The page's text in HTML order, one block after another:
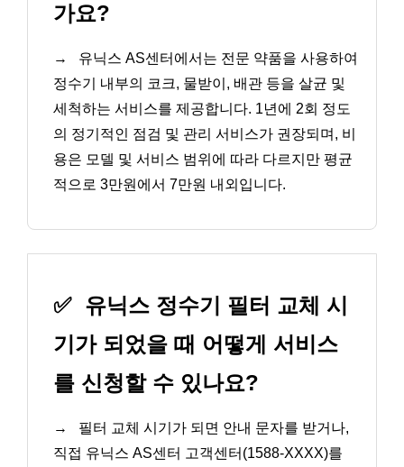
가요?
→
유닉스 AS센터에서는 전문 약품을 사용하여
정수기 내부의 코크, 물받이, 배관 등을 살균 및
세척하는 서비스를 제공합니다. 1년에 2회 정도
의 정기적인 점검 및 관리 서비스가 권장되며, 비
용은 모델 및 서비스 범위에 따라 다르지만 평균
적으로 3만원에서 7만원 내외입니다.
✅ 유닉스 정수기 필터 교체 시
기가 되었을 때 어떻게 서비스
를 신청할 수 있나요?
→
필터 교체 시기가 되면 안내 문자를 받거나,
직접 유닉스 AS센터 고객센터(1588-XXXX)를